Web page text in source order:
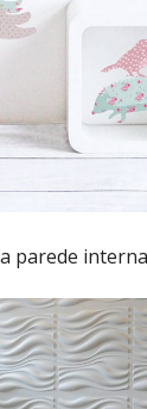
parede interna